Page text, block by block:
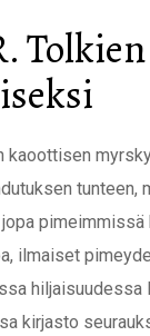
Tolkien
kaoottisen
tunteen,
pimeimmissä
ilmaiset
hiljaisuudessa
kirjasto